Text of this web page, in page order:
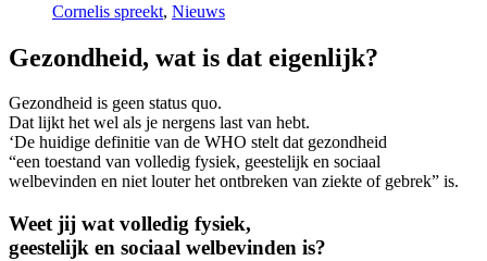
Cornelis spreekt, Nieuws
Gezondheid, wat is dat eigenlijk?
Gezondheid is geen status quo.
Dat lijkt het wel als je nergens last van hebt.
‘De huidige definitie van de WHO stelt dat gezondheid
“een toestand van volledig fysiek, geestelijk en sociaal
welbevinden en niet louter het ontbreken van ziekte of gebrek” is.
Weet jij wat volledig fysiek,
geestelijk en sociaal welbevinden is?